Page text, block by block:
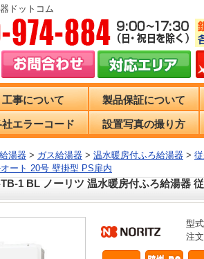
ドットコム
工事について 製品保証について
社エラーコード 設置写真の撮り方
給湯器 > ガス給湯器 > 温水暖房付ふろ給湯器 >
ート 20号 壁掛型 PS扉内
1 BL ノーリツ 温水暖房付ふろ給湯器
型式
注文